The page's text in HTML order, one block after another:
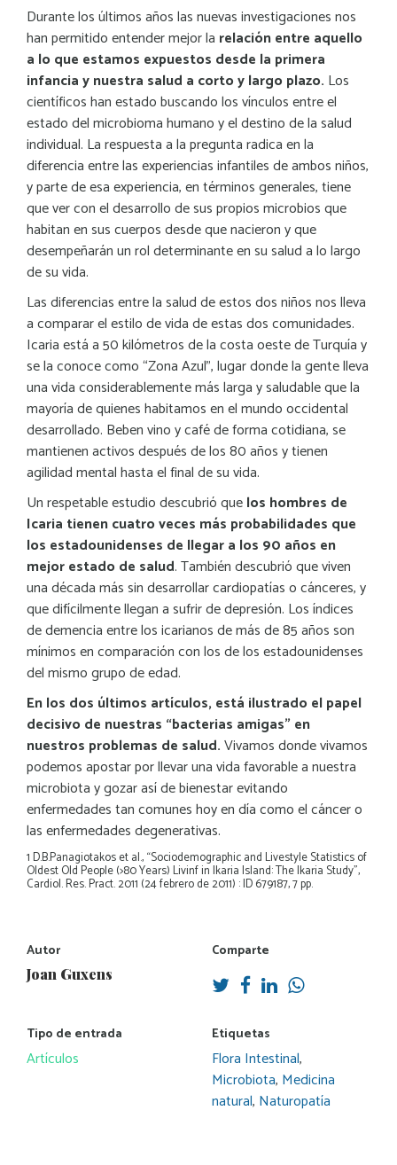
Autor
Joan Guxens
Comparte
Tipo de entrada
Artículos
Etiquetas
Flora Intestinal,
Microbiota, Medicina
natural, Naturopatía
Durante los últimos años las nuevas investigaciones nos
han permitido entender mejor la relación entre aquello
a lo que estamos expuestos desde la primera
infancia y nuestra salud a corto y largo plazo. Los
científicos han estado buscando los vínculos entre el
estado del microbioma humano y el destino de la salud
individual. La respuesta a la pregunta radica en la
diferencia entre las experiencias infantiles de ambos niños,
y parte de esa experiencia, en términos generales, tiene
que ver con el desarrollo de sus propios microbios que
habitan en sus cuerpos desde que nacieron y que
desempeñarán un rol determinante en su salud a lo largo
de su vida.
Las diferencias entre la salud de estos dos niños nos lleva
a comparar el estilo de vida de estas dos comunidades.
Icaria está a 50 kilómetros de la costa oeste de Turquía y
se la conoce como “Zona Azul”, lugar donde la gente lleva
una vida considerablemente más larga y saludable que la
mayoría de quienes habitamos en el mundo occidental
desarrollado. Beben vino y café de forma cotidiana, se
mantienen activos después de los 80 años y tienen
agilidad mental hasta el final de su vida.
Un respetable estudio descubrió quelos hombres de
Icaria tienen cuatro veces más probabilidades que
los estadounidenses de llegar a los 90 años en
mejor estado de salud. También descubrió que viven
una década más sin desarrollar cardiopatías o cánceres, y
que difícilmente llegan a sufrir de depresión. Los índices
de demencia entre los icarianos de más de 85 años son
mínimos en comparación con los de los estadounidenses
del mismo grupo de edad.
En los dos últimos artículos, está ilustrado el papel
decisivo de nuestras “bacterias amigas” en
nuestros problemas de salud.Vivamos donde vivamos
podemos apostar por llevar una vida favorable a nuestra
microbiota y gozar así de bienestar evitando
enfermedades tan comunes hoy en día como el cáncer o
las enfermedades degenerativas.
1 D.B.Panagiotakos et al., “Sociodemographic and Livestyle Statistics of
Oldest Old People (>80 Years) Livinf in Ikaria Island: The Ikaria Study”,
Cardiol. Res. Pract. 2011 (24 febrero de 2011) : ID 679187, 7 pp.